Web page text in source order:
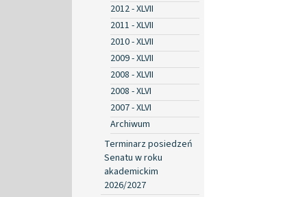
2012 - XLVII
2011 - XLVII
2010 - XLVII
2009 - XLVII
2008 - XLVII
2008 - XLVI
2007 - XLVI
Archiwum
Terminarz posiedzeń
Senatu w roku
akademickim
2026/2027